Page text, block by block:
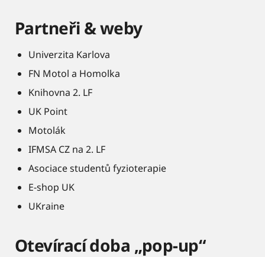
Partneři & weby
Univerzita Karlova
FN Motol a Homolka
Knihovna 2. LF
UK Point
Motolák
IFMSA CZ na 2. LF
Asociace studentů fyzioterapie
E-shop UK
UKraine
Otevírací doba „pop-up“